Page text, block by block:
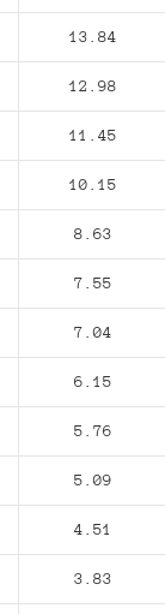
13.84
12.98
11.45
10.15
8.63
7.55
7.04
6.15
5.76
5.09
4.51
3.83